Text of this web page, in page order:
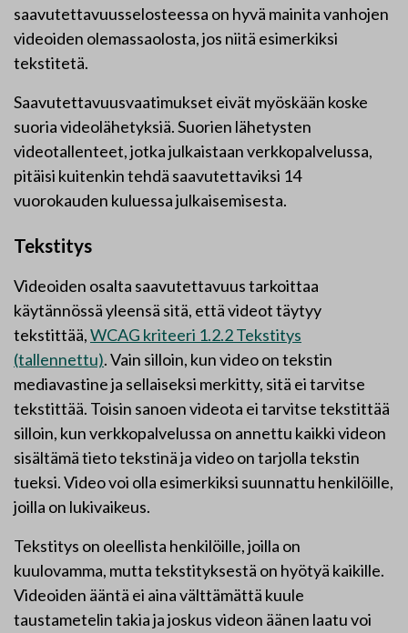
saavutettavuusselosteessa on hyvä mainita vanhojen
videoiden olemassaolosta, jos niitä esimerkiksi
tekstitetä.
Saavutettavuusvaatimukset eivät myöskään koske
suoria videolähetyksiä. Suorien lähetysten
videotallenteet, jotka julkaistaan verkkopalvelussa,
pitäisi kuitenkin tehdä saavutettaviksi 14
vuorokauden kuluessa julkaisemisesta.
Tekstitys
Videoiden osalta saavutettavuus tarkoittaa
käytännössä yleensä sitä, että videot täytyy
tekstittää,WCAG kriteeri 1.2.2 Tekstitys
(tallennettu). Vain silloin, kun video on tekstin
mediavastine ja sellaiseksi merkitty, sitä ei tarvitse
tekstittää. Toisin sanoen videota ei tarvitse tekstittää
silloin, kun verkkopalvelussa on annettu kaikki videon
sisältämä tieto tekstinä ja video on tarjolla tekstin
tueksi. Video voi olla esimerkiksi suunnattu henkilöille,
joilla on lukivaikeus.
Tekstitys on oleellista henkilöille, joilla on
kuulovamma, mutta tekstityksestä on hyötyä kaikille.
Videoiden ääntä ei aina välttämättä kuule
taustametelin takia ja joskus videon äänen laatu voi